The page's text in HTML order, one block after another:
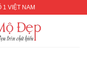
1 VIỆT NAM